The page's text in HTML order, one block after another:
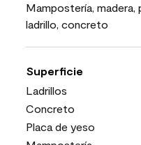
Mampostería, madera,
ladrillo, concreto
Superficie
Ladrillos
Concreto
Placa de yeso